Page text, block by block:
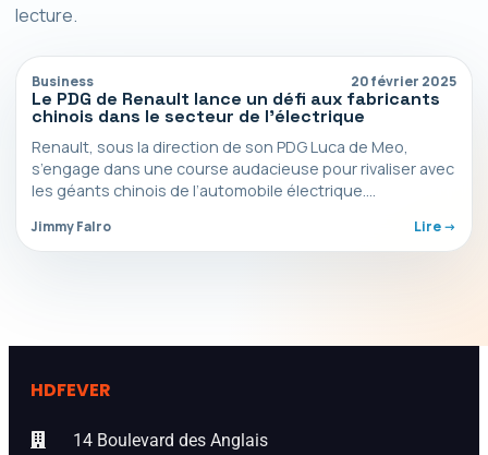
lecture.
Business 20 février 2025
Le PDG de Renault lance un défi aux fabricants
chinois dans le secteur de l’électrique
Renault, sous la direction de son PDG Luca de Meo,
s’engage dans une course audacieuse pour rivaliser avec
les géants chinois de l’automobile électrique.…
Jimmy Falro Lire ->
HDFEVER
14 Boulevard des Anglais